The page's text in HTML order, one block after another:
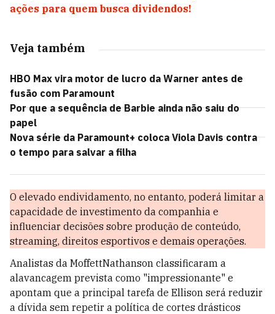
ações para quem busca dividendos!
Veja também
HBO Max vira motor de lucro da Warner antes de
fusão com Paramount
Por que a sequência de Barbie ainda não saiu do
papel
Nova série da Paramount+ coloca Viola Davis contra
o tempo para salvar a filha
O elevado endividamento, no entanto, poderá limitar a
capacidade de investimento da companhia e
influenciar decisões sobre produção de conteúdo,
streaming, direitos esportivos e demais operações.
Analistas da MoffettNathanson classificaram a
alavancagem prevista como "impressionante" e
apontam que a principal tarefa de Ellison será reduzir
a dívida sem repetir a política de cortes drásticos